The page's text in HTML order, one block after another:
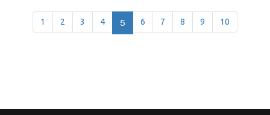
1 2 3 4 5 6 7 8 9 10